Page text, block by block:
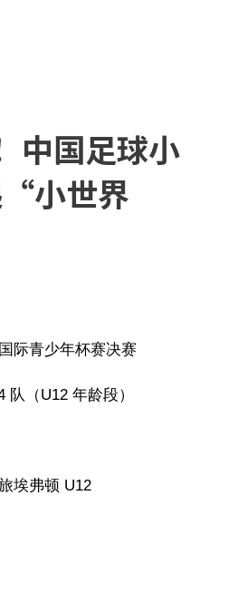
中国足球小
“小世界
际青少年杯赛决赛
队（U12 年龄段）
埃弗顿 U12